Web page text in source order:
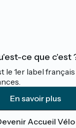
ce que c'est
le 1er label
En savoir plus
Accueil Vélo